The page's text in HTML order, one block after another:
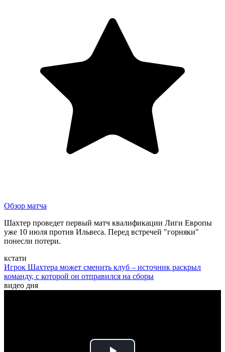
Обзор матча
Шахтер проведет первый матч квалификации Лиги Европы
уже 10 июля против Ильвеса. Перед встречей "горняки"
понесли потери.
кстати
Игрок Шахтера может сменить клуб – источник раскрыл
команду, с которой он отправился на сборы
видео дня